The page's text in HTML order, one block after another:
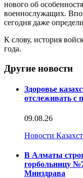
нового об
военнослужащих.
сегодня даже
К слову, история
года.
Другие новости
Здоровье
отслеживать с
09.08.26
Новости
В Алматы
горбольницу
Минздрава